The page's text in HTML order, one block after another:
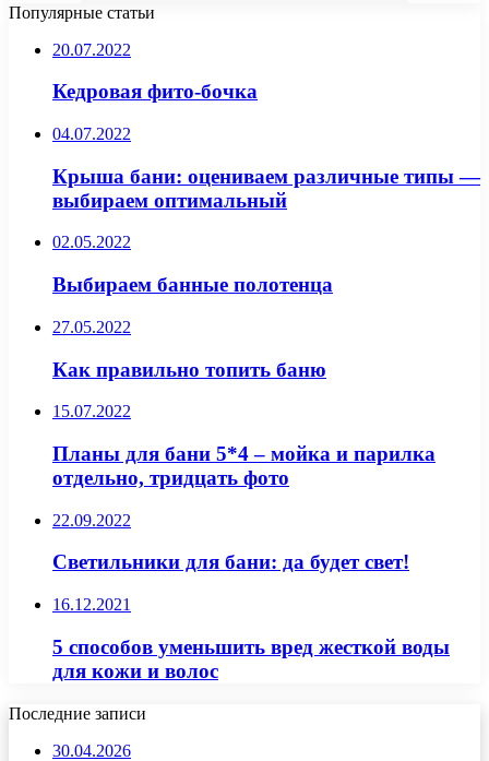
Популярные статьи
20.07.2022
Кедровая фито-бочка
04.07.2022
Крыша бани: оцениваем различные типы —
выбираем оптимальный
02.05.2022
Выбираем банные полотенца
27.05.2022
Как правильно топить баню
15.07.2022
Планы для бани 5*4 – мойка и парилка
отдельно, тридцать фото
22.09.2022
Светильники для бани: да будет свет!
16.12.2021
5 способов уменьшить вред жесткой воды
для кожи и волос
Последние записи
30.04.2026